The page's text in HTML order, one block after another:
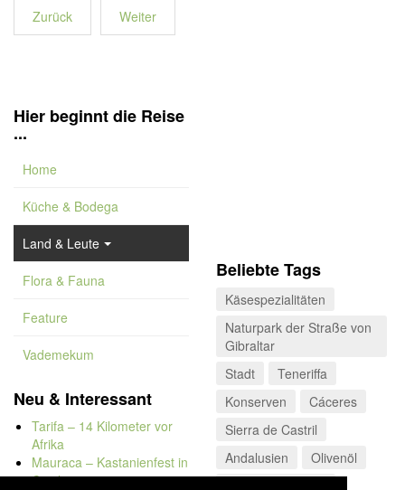
Zurück Weiter
Hier beginnt die Reise
...
Home
Küche & Bodega
Land & Leute
Flora & Fauna
Feature
Vademekum
Neu & Interessant
Tarifa – 14 Kilometer vor
Afrika
Mauraca – Kastanienfest in
Capileira
Beliebte Tags
Käsespezialitäten
Naturpark der Straße von
Gibraltar
Stadt
Teneriffa
Konserven
Cáceres
Sierra de Castril
Andalusien
Olivenöl